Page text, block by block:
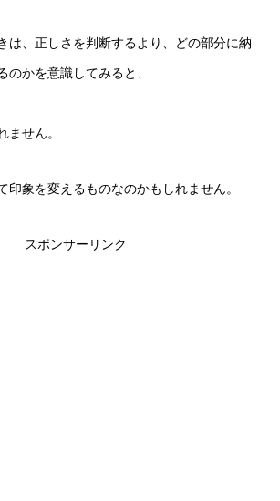
は、正しさを判断するより、どの部分に納
のかを意識してみると、
ません。
印象を変えるものなのかもしれません。
スポンサーリンク